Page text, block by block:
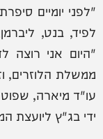
"לפני יומיים
לפיד, בנט,
"היום אני
ממשלת הלוזרים,
עו"ד מיארה,
ידי בג"ץ